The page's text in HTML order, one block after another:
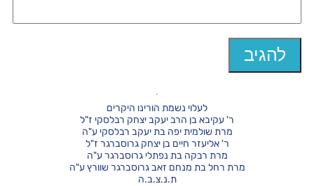
לעלוי נשמת הורינו היקרים
ר' עקיבא בן הרב יעקב יצחק רבלסקי ז"ל
מרת שולמית יפה בת יעקב רבלסקי ע"ה
ר' אליעזר חיים בן יצחק גרוסברגר ז"ל
מרת רבקה בת נפתלי גרוסברגר ע"ה
מרת רחל בת מנחם זאב גרוסברגר שוורץ ע"ה
ת.נ.צ.ב.ה